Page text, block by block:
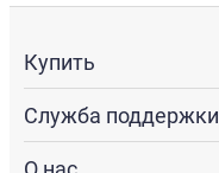
Купить
Служба поддержки